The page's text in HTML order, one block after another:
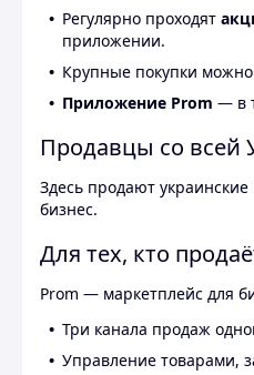
Регулярно проходят
приложении.
Крупные покупки можно
Приложение Prom — в
Продавцы со всей
Здесь продают
бизнес.
Для тех, кто
Prom — маркетплейс для
Три канала продаж
Управление товарами,